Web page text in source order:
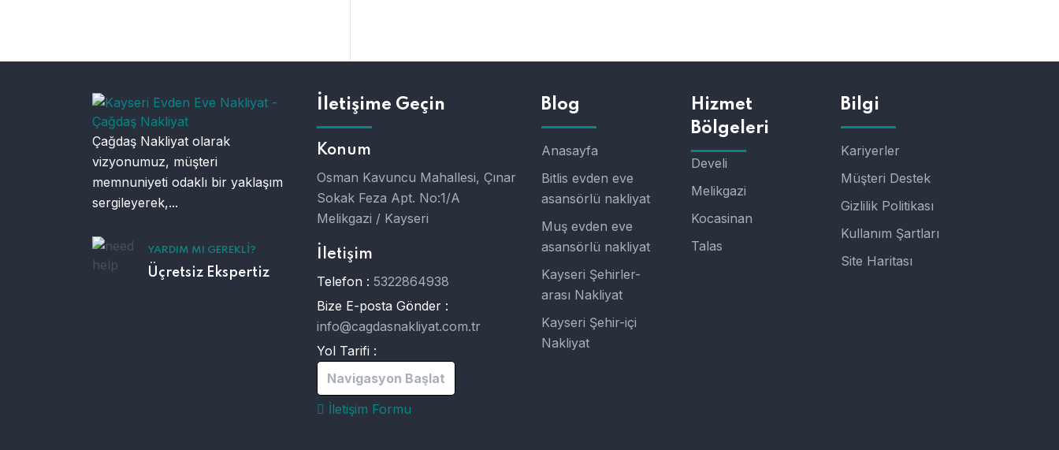
Çağdaş Nakliyat olarak
vizyonumuz, müşteri
memnuniyeti odaklı bir yaklaşım
sergileyerek,...
YARDIM MI GEREKLI?
Üçretsiz Ekspertiz
İletişime Geçin
Konum
Osman Kavuncu Mahallesi, Çınar
Sokak Feza Apt. No:1/A
Melikgazi / Kayseri
İletişim
Telefon : 5322864938
Bize E-posta Gönder :
info@cagdasnakliyat.com.tr
Yol Tarifi :
Navigasyon Başlat
İletişim Formu
Blog
Anasayfa
Bitlis evden eve
asansörlü nakliyat
Muş evden eve
asansörlü nakliyat
Kayseri Şehirler-
arası Nakliyat
Kayseri Şehir-içi
Nakliyat
Hizmet
Bölgeleri
Develi
Melikgazi
Kocasinan
Talas
Bilgi
Kariyerler
Müşteri Destek
Gizlilik Politikası
Kullanım Şartları
Site Haritası